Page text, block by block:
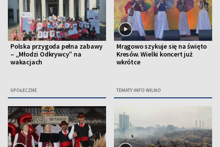
Polska przygoda pełna zabawy
– „Młodzi Odkrywcy” na
wakacjach
SPOŁECZNE
Mrągowo szykuje się na święto
Kresów. Wielki koncert już
wkrótce
TEMATY INFO WILNO